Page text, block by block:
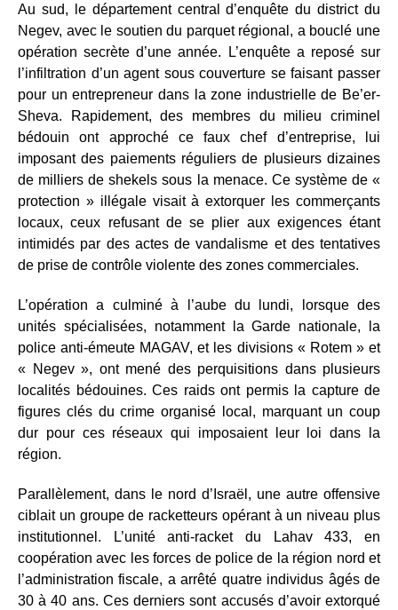
Au sud, le département central d’enquête du district du
Negev, avec le soutien du parquet régional, a bouclé une
opération secrète d’une année. L’enquête a reposé sur
l’infiltration d’un agent sous couverture se faisant passer
pour un entrepreneur dans la zone industrielle de Be’er-
Sheva. Rapidement, des membres du milieu criminel
bédouin ont approché ce faux chef d’entreprise, lui
imposant des paiements réguliers de plusieurs dizaines
de milliers de shekels sous la menace. Ce système de «
protection » illégale visait à extorquer les commerçants
locaux, ceux refusant de se plier aux exigences étant
intimidés par des actes de vandalisme et des tentatives
de prise de contrôle violente des zones commerciales.
L’opération a culminé à l’aube du lundi, lorsque des
unités spécialisées, notamment la Garde nationale, la
police anti-émeute MAGAV, et les divisions « Rotem » et
« Negev », ont mené des perquisitions dans plusieurs
localités bédouines. Ces raids ont permis la capture de
figures clés du crime organisé local, marquant un coup
dur pour ces réseaux qui imposaient leur loi dans la
région.
Parallèlement, dans le nord d’Israël, une autre offensive
ciblait un groupe de racketteurs opérant à un niveau plus
institutionnel. L’unité anti-racket du Lahav 433, en
coopération avec les forces de police de la région nord et
l’administration fiscale, a arrêté quatre individus âgés de
30 à 40 ans. Ces derniers sont accusés d’avoir extorqué